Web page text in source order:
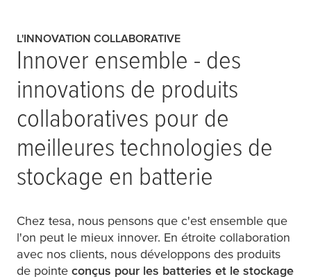
L'INNOVATION COLLABORATIVE
Innover ensemble - des
innovations de produits
collaboratives pour de
meilleures technologies de
stockage en batterie
Chez tesa, nous pensons que c'est ensemble que
l'on peut le mieux innover. En étroite collaboration
avec nos clients, nous développons des produits
de pointe conçus pour les batteries et le stockage